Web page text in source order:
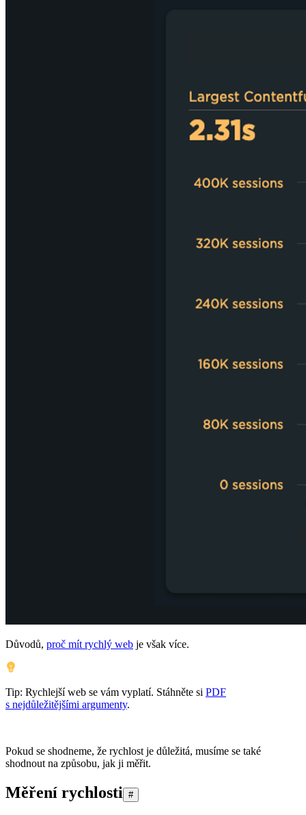
Důvodů, proč mít rychlý web je však více.
Tip: Rychlejší web se vám vyplatí. Stáhněte si PDF
s nejdůležitějšími argumenty.
Pokud se shodneme, že rychlost je důležitá, musíme se také
shodnout na způsobu, jak ji měřit.
Měření rychlosti #